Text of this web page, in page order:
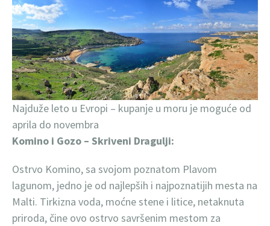
Najduže leto u Evropi – kupanje u moru je moguće od
aprila do novembra
Komino i Gozo – Skriveni Dragulji:
Ostrvo Komino, sa svojom poznatom Plavom
lagunom, jedno je od najlepših i najpoznatijih mesta na
Malti. Tirkizna voda, moćne stene i litice, netaknuta
priroda, čine ovo ostrvo savršenim mestom za